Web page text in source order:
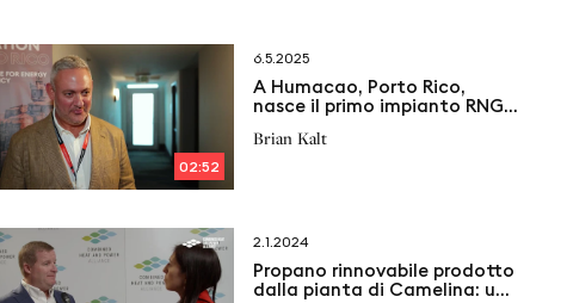
02:52
6.5.2025
A Humacao, Porto Rico,
nasce il primo impianto RNG
cogenerazione?
Brian Kalt
2.1.2024
Propano rinnovabile prodotto
dalla pianta di Camelina: una